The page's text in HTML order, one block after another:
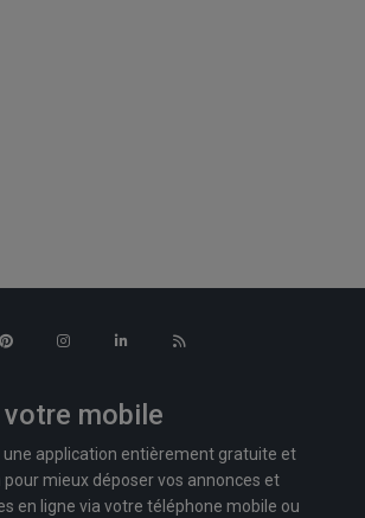
votre mobile
une application entièrement gratuite et
mieux déposer vos annonces et
en ligne via votre téléphone mobile ou